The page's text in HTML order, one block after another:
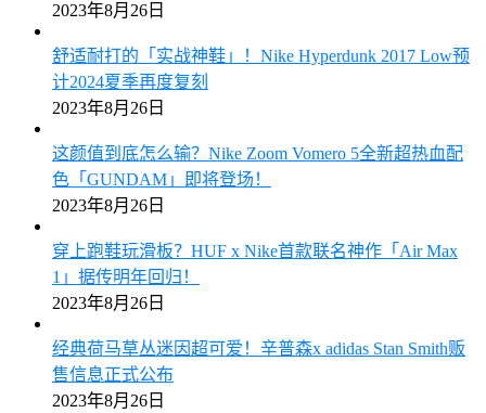
2023年8月26日
舒适耐打的「实战神鞋」！Nike Hyperdunk 2017 Low预
计2024夏季再度复刻
2023年8月26日
这颜值到底怎么输？Nike Zoom Vomero 5全新超热血配
色「GUNDAM」即将登场！
2023年8月26日
穿上跑鞋玩滑板？HUF x Nike首款联名神作「Air Max
1」据传明年回归！
2023年8月26日
经典荷马草丛迷因超可爱！辛普森x adidas Stan Smith贩
售信息正式公布
2023年8月26日